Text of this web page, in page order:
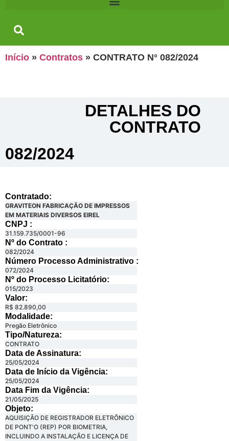
Início » Contratos » CONTRATO N° 082/2024
DETALHES DO
CONTRATO​
082/2024
Contratado:
GRAVITEON FABRICAÇÃO DE IMPRESSOS
EM MATERIAIS DIVERSOS EIREL
CNPJ :
31.159.735/0001-96
Nº do Contrato :
082/2024
Número Processo Administrativo :
072/2024
Nº do Processo Licitatório:
015/2023
Valor:
R$ 82.890,00
Modalidade:
Pregão Eletrônico
Tipo/Natureza:
CONTRATO
Data de Assinatura:
25/05/2024
Data de Início da Vigência:
25/05/2024
Data Fim da Vigência:
21/05/2025
Objeto:
AQUISIÇÃO DE REGISTRADOR ELETRÔNICO
DE PONT'O (REP) POR BIOMETRIA,
INCLUINDO A INSTALAÇÃO E LICENÇA DE